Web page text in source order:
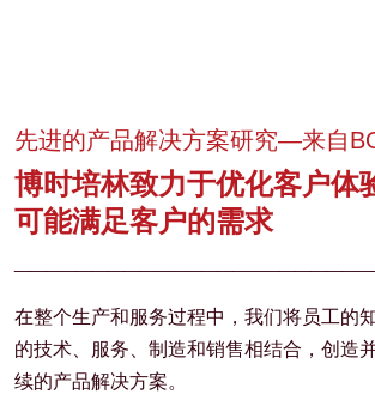
先进的产品解决方案研究—来自
博时培林致力于优化客户体
可能满足客户的需求
在整个生产和服务过程中，我们将员工的
的技术、服务、制造和销售相结合，创造
续的产品解决方案。